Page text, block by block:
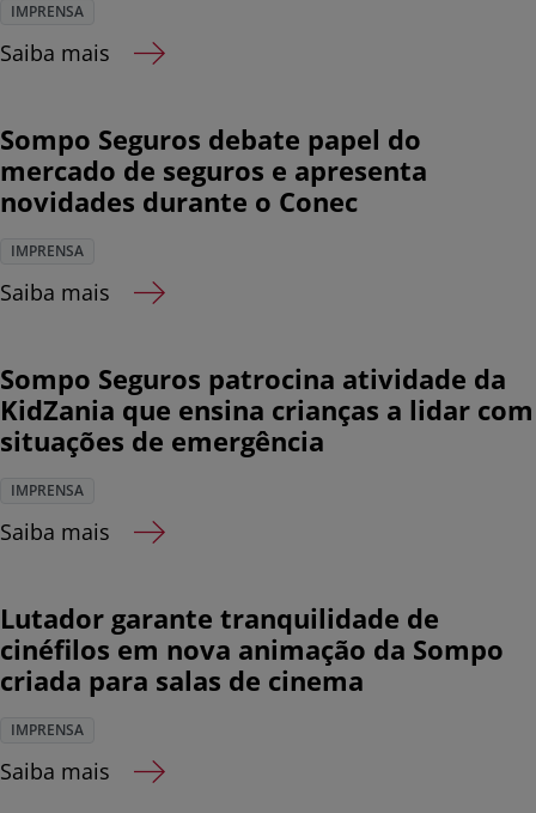
IMPRENSA
Saiba mais
Sompo Seguros debate papel do
mercado de seguros e apresenta
novidades durante o Conec
IMPRENSA
Saiba mais
Sompo Seguros patrocina atividade da
KidZania que ensina crianças a lidar com
situações de emergência
IMPRENSA
Saiba mais
Lutador garante tranquilidade de
cinéfilos em nova animação da Sompo
criada para salas de cinema
IMPRENSA
Saiba mais